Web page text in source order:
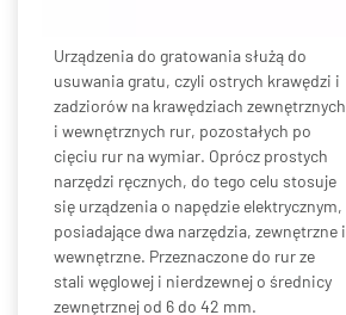
Urządzenia do gratowania służą do
usuwania gratu, czyli ostrych krawędzi i
zadziorów na krawędziach zewnętrznych
i wewnętrznych rur, pozostałych po
cięciu rur na wymiar. Oprócz prostych
narzędzi ręcznych, do tego celu stosuje
się urządzenia o napędzie elektrycznym,
posiadające dwa narzędzia, zewnętrzne i
wewnętrzne. Przeznaczone do rur ze
stali węglowej i nierdzewnej o średnicy
zewnętrznej od 6 do 42 mm.